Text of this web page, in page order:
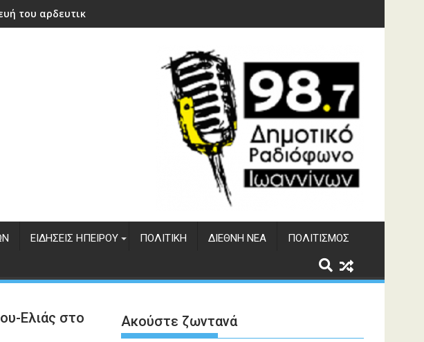
του αρδευτικού φράγματος Αώου
ΕΙΔΉΣΕΙΣ ΗΠΕΊΡΟΥ ΠΟΛΙΤΙΚΉ ΔΙΕΘΝΉ ΝΈΑ ΠΟΛΙΤΙΣΜΌΣ
Ελιάς στο
Ακούστε ζωντανά